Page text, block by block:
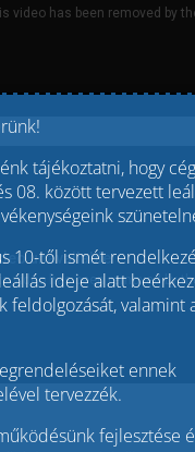
tájékoztatni, hogy
08. között tervezett
10-től ismét
ideje alatt
feldolgozását, valamint
ennek
tervezzék.
fejlesztése